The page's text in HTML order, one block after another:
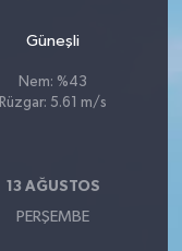
Güneşli
Nem: %43
Rüzgar: 5.61 m/s
13 AĞUSTOS
PERŞEMBE